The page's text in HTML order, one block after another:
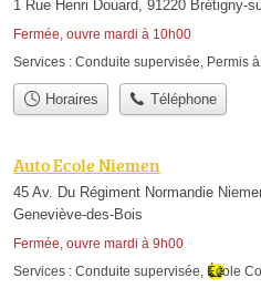
1 Rue Henri Douard, 91220 Brétigny-
Fermée, ouvre mardi à 10h00
Services : Conduite supervisée, Permis
Horaires Téléphone
Auto Ecole Niemen
45 Av. Du Régiment Normandie
Geneviève-des-Bois
Fermée, ouvre mardi à 9h00
Services : Conduite supervisée École